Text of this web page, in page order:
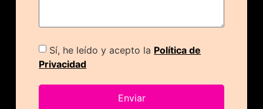
Sí, he leído y acepto la Política de
Privacidad
Enviar